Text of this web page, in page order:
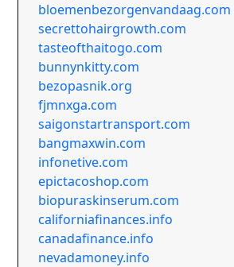
bloemenbezorgenvandaag.com
secrettohairgrowth.com
tasteofthaitogo.com
bunnynkitty.com
bezopasnik.org
fjmnxga.com
saigonstartransport.com
bangmaxwin.com
infonetive.com
epictacoshop.com
biopuraskinserum.com
californiafinances.info
canadafinance.info
nevadamoney.info